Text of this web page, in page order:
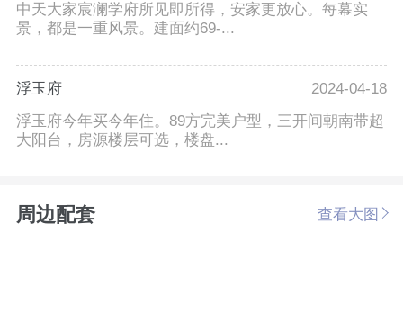
中天大家宸澜学府所见即所得，安家更放心。每幕实
景，都是一重风景。建面约69-...
浮玉府
2024-04-18
浮玉府今年买今年住。89方完美户型，三开间朝南带超
大阳台，房源楼层可选，楼盘...
周边配套 查看大图